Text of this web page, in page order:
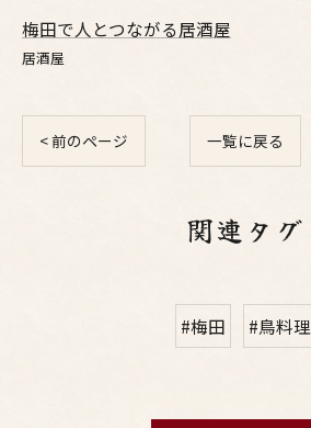
梅田で人とつながる居酒屋
居酒屋
< 前のページ 一覧に戻る
関連タグ
#梅田 #鳥料理